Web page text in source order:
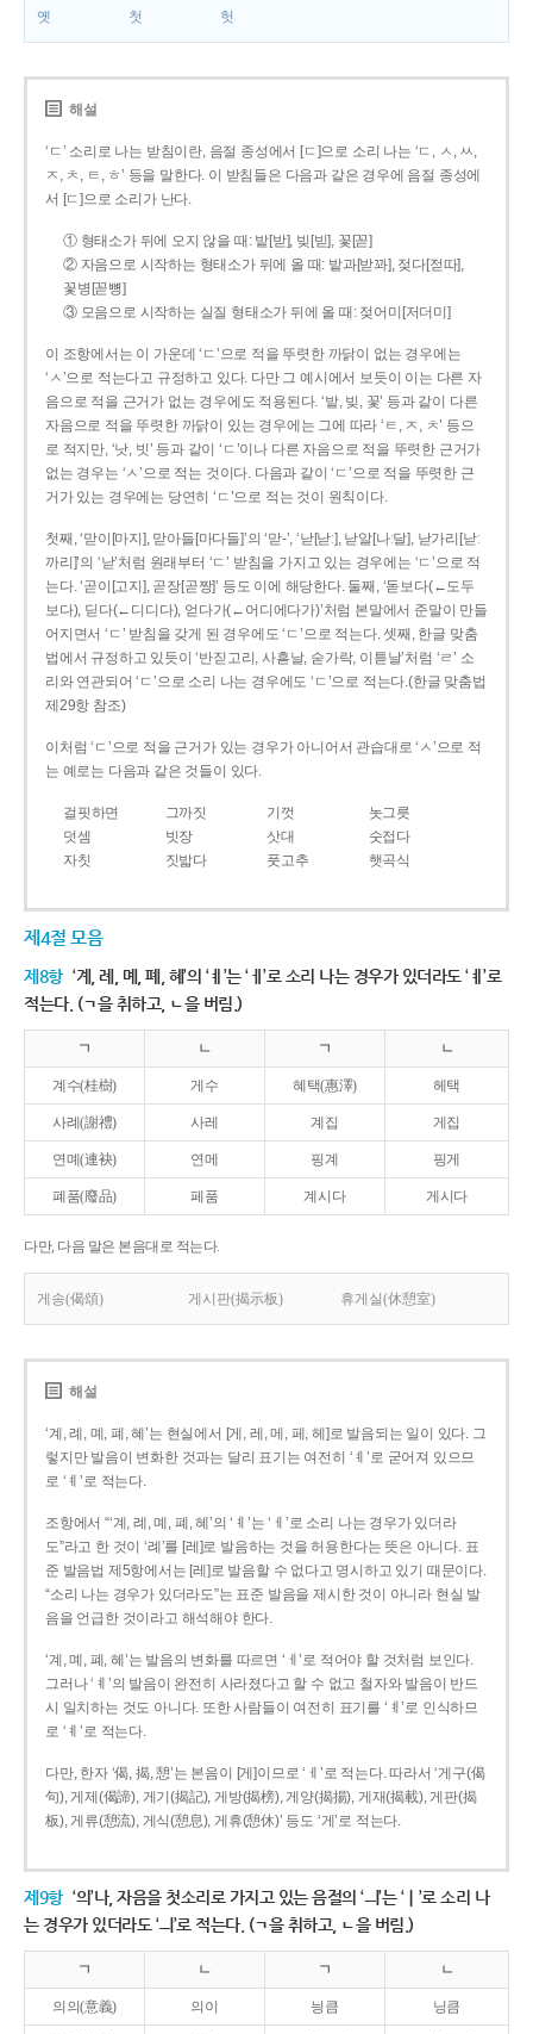
옛
첫 헛
해설
‘ㄷ’ 소리로 나는 받침이란, 음절 종성에서 [ㄷ]으로 소리 나는 ‘ㄷ, ㅅ, ㅆ,
ㅈ, ㅊ, ㅌ, ㅎ’ 등을 말한다. 이 받침들은 다음과 같은 경우에 음절 종성에
서 [ㄷ]으로 소리가 난다.
① 형태소가 뒤에 오지 않을 때: 밭[받], 빚[빋], 꽃[꼳]
② 자음으로 시작하는 형태소가 뒤에 올 때: 밭과[받꽈], 젖다[젇따],
꽃병[꼳뼝]
③ 모음으로 시작하는 실질 형태소가 뒤에 올 때: 젖어미[저더미]
이 조항에서는 이 가운데 ‘ㄷ’으로 적을 뚜렷한 까닭이 없는 경우에는
‘ㅅ’으로 적는다고 규정하고 있다. 다만 그 예시에서 보듯이 이는 다른 자
음으로 적을 근거가 없는 경우에도 적용된다. ‘밭, 빚, 꽃’ 등과 같이 다른
자음으로 적을 뚜렷한 까닭이 있는 경우에는 그에 따라 ‘ㅌ, ㅈ, ㅊ’ 등으
로 적지만, ‘낫, 빗’ 등과 같이 ‘ㄷ’이나 다른 자음으로 적을 뚜렷한 근거가
없는 경우는 ‘ㅅ’으로 적는 것이다. 다음과 같이 ‘ㄷ’으로 적을 뚜렷한 근
거가 있는 경우에는 당연히 ‘ㄷ’으로 적는 것이 원칙이다.
첫째, ‘맏이[마지], 맏아들[마다들]’의 ‘맏-’, ‘낟[낟ː], 낟알[나ː달], 낟가리[낟ː
까리]’의 ‘낟’처럼 원래부터 ‘ㄷ’ 받침을 가지고 있는 경우에는 ‘ㄷ’으로 적
는다. ‘곧이[고지], 곧장[곧짱]’ 등도 이에 해당한다. 둘째, ‘돋보다(←도두
보다), 딛다(←디디다), 얻다가(←어디에다가)’처럼 본말에서 준말이 만들
어지면서 ‘ㄷ’ 받침을 갖게 된 경우에도 ‘ㄷ’으로 적는다. 셋째, 한글 맞춤
법에서 규정하고 있듯이 ‘반짇고리, 사흗날, 숟가락, 이튿날’처럼 ‘ㄹ’ 소
리와 연관되어 ‘ㄷ’으로 소리 나는 경우에도 ‘ㄷ’으로 적는다.(한글 맞춤법
제29항 참조)
이처럼 ‘ㄷ’으로 적을 근거가 있는 경우가 아니어서 관습대로 ‘ㅅ’으로 적
는 예로는 다음과 같은 것들이 있다.
걸핏하면 그까짓 기껏
놋그릇
덧셈
빗장 삿대
숫접다
자칫
짓밟다 풋고추 햇곡식
제4절 모음
제8항 ‘계, 례, 몌, 폐, 혜’의 ‘ㅖ’는 ‘ㅔ’로 소리 나는 경우가 있더라도 ‘ㅖ’로
적는다. (ㄱ을 취하고, ㄴ을 버림.)
ㄱ ㄴ ㄱ ㄴ
계수(桂樹) 게수 혜택(惠澤) 헤택
사례(謝禮) 사레 계집 게집
연몌(連袂) 연메 핑계 핑게
폐품(廢品) 페품 계시다 게시다
다만, 다음 말은 본음대로 적는다.
게송(偈頌) 게시판(揭示板) 휴게실(休憩室)
해설
‘계, 례, 몌, 폐, 혜’는 현실에서 [게, 레, 메, 페, 헤]로 발음되는 일이 있다. 그
렇지만 발음이 변화한 것과는 달리 표기는 여전히 ‘ㅖ’로 굳어져 있으므
로 ‘ㅖ’로 적는다.
조항에서 “‘계, 례, 몌, 폐, 혜’의 ‘ㅖ’는 ‘ㅔ’로 소리 나는 경우가 있더라
도”라고 한 것이 ‘례’를 [레]로 발음하는 것을 허용한다는 뜻은 아니다. 표
준 발음법 제5항에서는 [레]로 발음할 수 없다고 명시하고 있기 때문이다.
“소리 나는 경우가 있더라도”는 표준 발음을 제시한 것이 아니라 현실 발
음을 언급한 것이라고 해석해야 한다.
‘계, 몌, 폐, 혜’는 발음의 변화를 따르면 ‘ㅔ’로 적어야 할 것처럼 보인다.
그러나 ‘ㅖ’의 발음이 완전히 사라졌다고 할 수 없고 철자와 발음이 반드
시 일치하는 것도 아니다. 또한 사람들이 여전히 표기를 ‘ㅖ’로 인식하므
로 ‘ㅖ’로 적는다.
다만, 한자 ‘偈, 揭, 憩’는 본음이 [게]이므로 ‘ㅔ’로 적는다. 따라서 ‘게구(偈
句), 게제(偈諦), 게기(揭記), 게방(揭榜), 게양(揭揚), 게재(揭載), 게판(揭
板), 게류(憩流), 게식(憩息), 게휴(憩休)’ 등도 ‘게’로 적는다.
제9항 ‘의’나, 자음을 첫소리로 가지고 있는 음절의 ‘ㅢ’는 ‘ㅣ’로 소리 나
는 경우가 있더라도 ‘ㅢ’로 적는다. (ㄱ을 취하고, ㄴ을 버림.)
ㄱ ㄴ ㄱ ㄴ
의의(意義) 의이 닁큼 닝큼